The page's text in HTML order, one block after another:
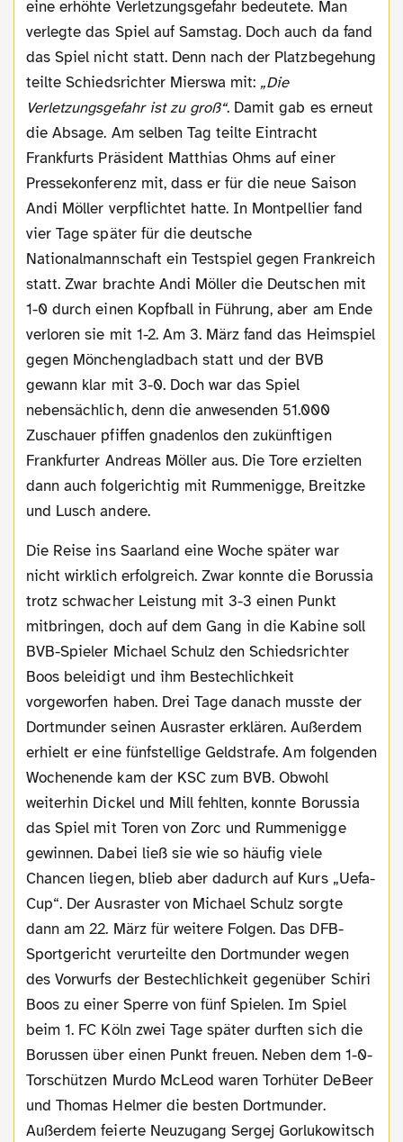
eine erhöhte Verletzungsgefahr bedeutete. Man
verlegte das Spiel auf Samstag. Doch auch da fand
das Spiel nicht statt. Denn nach der Platzbegehung
teilte Schiedsrichter Mierswa mit: „Die
Verletzungsgefahr ist zu groß“. Damit gab es erneut
die Absage. Am selben Tag teilte Eintracht
Frankfurts Präsident Matthias Ohms auf einer
Pressekonferenz mit, dass er für die neue Saison
Andi Möller verpflichtet hatte. In Montpellier fand
vier Tage später für die deutsche
Nationalmannschaft ein Testspiel gegen Frankreich
statt. Zwar brachte Andi Möller die Deutschen mit
1-0 durch einen Kopfball in Führung, aber am Ende
verloren sie mit 1-2. Am 3. März fand das Heimspiel
gegen Mönchengladbach statt und der BVB
gewann klar mit 3-0. Doch war das Spiel
nebensächlich, denn die anwesenden 51.000
Zuschauer pfiffen gnadenlos den zukünftigen
Frankfurter Andreas Möller aus. Die Tore erzielten
dann auch folgerichtig mit Rummenigge, Breitzke
und Lusch andere.
Die Reise ins Saarland eine Woche später war
nicht wirklich erfolgreich. Zwar konnte die Borussia
trotz schwacher Leistung mit 3-3 einen Punkt
mitbringen, doch auf dem Gang in die Kabine soll
BVB-Spieler Michael Schulz den Schiedsrichter
Boos beleidigt und ihm Bestechlichkeit
vorgeworfen haben. Drei Tage danach musste der
Dortmunder seinen Ausraster erklären. Außerdem
erhielt er eine fünfstellige Geldstrafe. Am folgenden
Wochenende kam der KSC zum BVB. Obwohl
weiterhin Dickel und Mill fehlten, konnte Borussia
das Spiel mit Toren von Zorc und Rummenigge
gewinnen. Dabei ließ sie wie so häufig viele
Chancen liegen, blieb aber dadurch auf Kurs „Uefa-
Cup“. Der Ausraster von Michael Schulz sorgte
dann am 22. März für weitere Folgen. Das DFB-
Sportgericht verurteilte den Dortmunder wegen
des Vorwurfs der Bestechlichkeit gegenüber Schiri
Boos zu einer Sperre von fünf Spielen. Im Spiel
beim 1. FC Köln zwei Tage später durften sich die
Borussen über einen Punkt freuen. Neben dem 1-0-
Torschützen Murdo McLeod waren Torhüter DeBeer
und Thomas Helmer die besten Dortmunder.
Außerdem feierte Neuzugang Sergej Gorlukowitsch